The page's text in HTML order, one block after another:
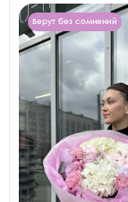
Берут без сомнений